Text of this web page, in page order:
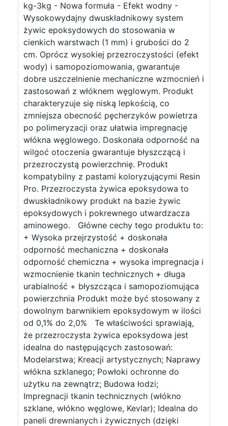
kg-3kg - Nowa formuła - Efekt wodny -
Wysokowydajny dwuskładnikowy system
żywic epoksydowych do stosowania w
cienkich warstwach (1 mm) i grubości do 2
cm. Oprócz wysokiej przezroczystości (efekt
wody) i samopoziomowania, gwarantuje
dobre uszczelnienie mechaniczne wzmocnień i
zastosowań z włóknem węglowym. Produkt
charakteryzuje się niską lepkością, co
zmniejsza obecność pęcherzyków powietrza
po polimeryzacji oraz ułatwia impregnację
włókna węglowego. Doskonała odporność na
wilgoć otoczenia gwarantuje błyszczącą i
przezroczystą powierzchnię. Produkt
kompatybilny z pastami koloryzującymi Resin
Pro. Przezroczysta żywica epoksydowa to
dwuskładnikowy produkt na bazie żywic
epoksydowych i pokrewnego utwardzacza
aminowego. Główne cechy tego produktu to:
+ Wysoka przejrzystość + doskonała
odporność mechaniczna + doskonała
odporność chemiczna + wysoka impregnacja i
wzmocnienie tkanin technicznych + długa
urabialność + błyszcząca i samopoziomująca
powierzchnia Produkt może być stosowany z
dowolnym barwnikiem epoksydowym w ilości
od 0,1% do 2,0% Te właściwości sprawiają,
że przezroczysta żywica epoksydowa jest
idealna do następujących zastosowań:
Modelarstwa; Kreacji artystycznych; Naprawy
włókna szklanego; Powłoki ochronne do
użytku na zewnątrz; Budowa łodzi;
Impregnacji tkanin technicznych (włókno
szklane, włókno węglowe, Kevlar); Idealna do
paneli drewnianych i żywicznych (dzięki